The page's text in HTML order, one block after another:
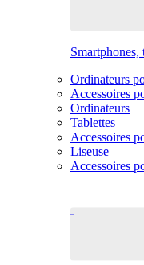
Smartphones,
Ordinateurs
Accessoires
Ordinateurs
Tablettes
Accessoires
Liseuse
Accessoires